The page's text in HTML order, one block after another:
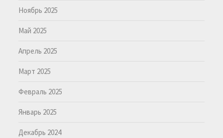
Ноябрь 2025
Май 2025
Апрель 2025
Март 2025
Февраль 2025
Январь 2025
Декабрь 2024